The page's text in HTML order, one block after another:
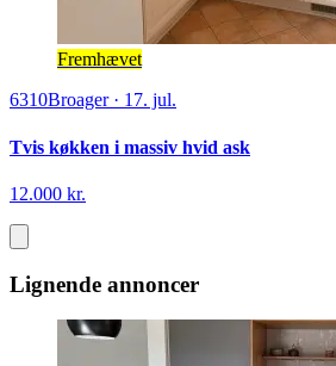
Fremhævet
6310Broager· 17. jul.
Tvis køkken i massiv hvid ask
12.000 kr.
Lignende annoncer